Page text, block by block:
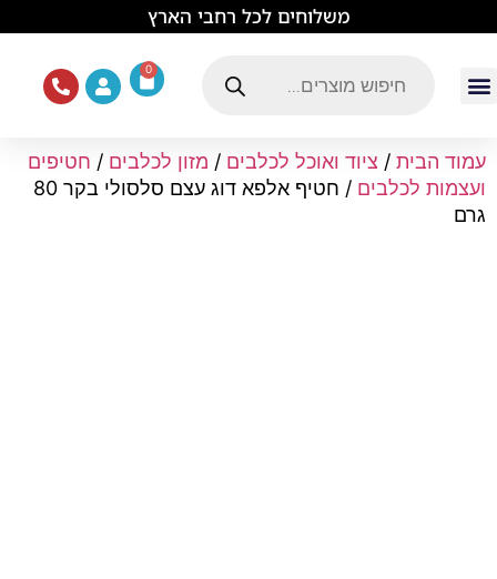
משלוחים לכל רחבי הארץ
0
עמוד הבית / ציוד ואוכל לכלבים / מזון לכלבים / חטיפים
ועצמות לכלבים
/ חטיף אלפא דוג עצם סלסולי בקר 80
גרם